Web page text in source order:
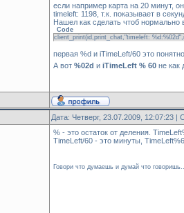
если например карта на 20 минут,
timeleft: 1198, т.к. показывает в
Нашел как сделать чтоб нормально
Code
client_print(id,print_chat,"timeleft:
первая %d и iTimeLeft/60 это
А вот %02d и iTimeLeft % 60 не как
Дата: Четверг, 23.07.2009, 12:07:23 |
% - это остаток от деления.
TimeLeft/60 - это минуты,
Говори что думаешь и думай что говоришь...